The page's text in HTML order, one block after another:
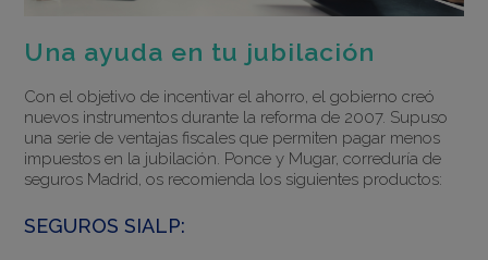
Una ayuda en tu jubilación
Con el objetivo de incentivar el ahorro, el gobierno creó
nuevos instrumentos durante la reforma de 2007. Supuso
una serie de ventajas fiscales que permiten pagar menos
impuestos en la jubilación. Ponce y Mugar, correduría de
seguros Madrid, os recomienda los siguientes productos:
SEGUROS SIALP: